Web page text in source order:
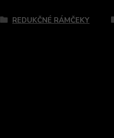
REDUKČNÉ RÁMČEKY